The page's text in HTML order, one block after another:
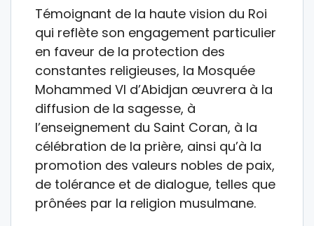
Témoignant de la haute vision du Roi
qui reflète son engagement particulier
en faveur de la protection des
constantes religieuses, la Mosquée
Mohammed VI d’Abidjan œuvrera à la
diffusion de la sagesse, à
l’enseignement du Saint Coran, à la
célébration de la prière, ainsi qu’à la
promotion des valeurs nobles de paix,
de tolérance et de dialogue, telles que
prônées par la religion musulmane.